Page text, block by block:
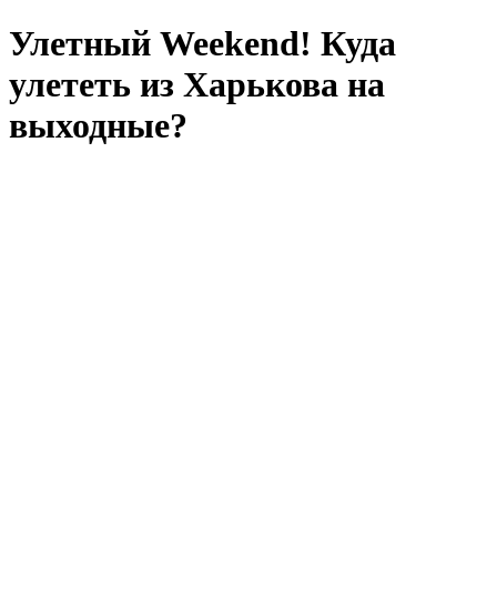
Улетный Weekend! Куда
улететь из Харькова на
выходные?